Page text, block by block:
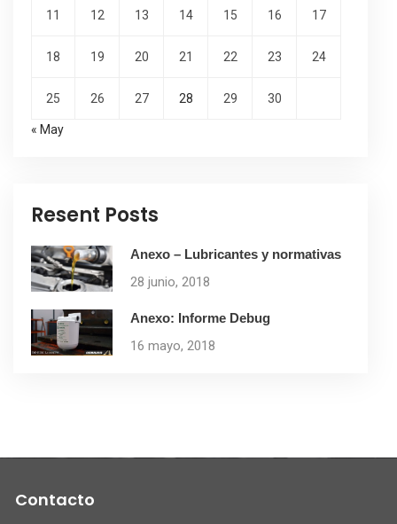
11 12 13 14 15 16 17
18 19 20 21 22 23 24
25 26 27 28 29 30
« May
Resent Posts
Anexo – Lubricantes y normativas
28 junio, 2018
Anexo: Informe Debug
16 mayo, 2018
Contacto